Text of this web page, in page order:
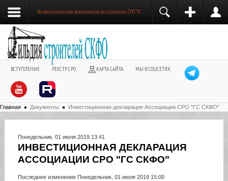
Инвестиционная декларация Ассоциации СРО "ГС СКФО"
ВСТУПЛЕНИЕ РЕЕСТР СРО КАРТА САЙТА МЫ В СОЦСЕТЯХ:
Главная Документы Инвестиционная декларация Ассоциации СРО "ГС СКФО"
Понедельник, 01 июля 2019 13:41
ИНВЕСТИЦИОННАЯ ДЕКЛАРАЦИЯ
АССОЦИАЦИИ СРО "ГС СКФО"
Последнее изменение Понедельник, 01 июля 2019 15:00